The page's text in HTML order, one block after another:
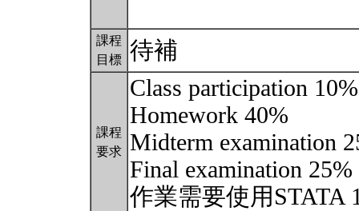
課程
目標 待補
課程
要求
Class participation 10%
Homework 40%
Midterm examination
Final examination 25%
作業需要使用STATA